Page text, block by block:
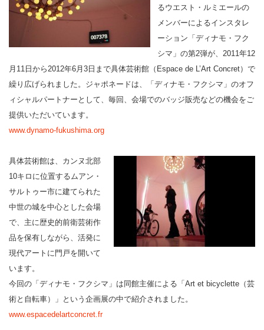
るウエスト・ルミエールの
メンバーによるインスタレ
ーション「ディナモ・フク
シマ」の第2弾が、2011年12
月11日から2012年6月3日まで具体芸術館（Espace de L’Art Concret）で
繰り広げられました。ジャポネードは、「ディナモ・フクシマ」のオフ
ィシャルパートナーとして、毎回、会場でのバッジ販売などの機会をご
提供いただいています。
www.dynamo-fukushima.org
具体芸術館は、カンヌ北部
10キロに位置するムアン・
サルトゥー市に建てられた
中世の城を中心とした会場
で、主に歴史的前衛芸術作
品を保有しながら、活発に
現代アートに門戸を開いて
います。
今回の「ディナモ・フクシマ」は同館主催による「Art et bicyclette（芸
術と自転車）」という企画展の中で紹介されました。
www.espacedelartconcret.fr